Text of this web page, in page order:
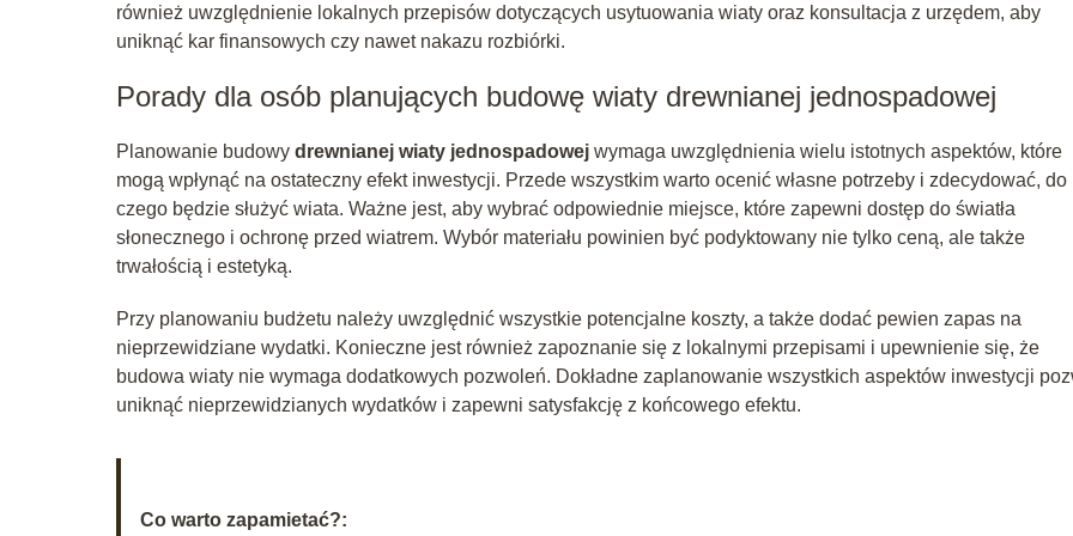
również uwzględnienie lokalnych przepisów dotyczących usytuowania wiaty oraz konsultacja z urzędem, aby
uniknąć kar finansowych czy nawet nakazu rozbiórki.
Porady dla osób planujących budowę wiaty drewnianej jednospadowej
Planowanie budowy drewnianej wiaty jednospadowej wymaga uwzględnienia wielu istotnych aspektów, które
mogą wpłynąć na ostateczny efekt inwestycji. Przede wszystkim warto ocenić własne potrzeby i zdecydować, do
czego będzie służyć wiata. Ważne jest, aby wybrać odpowiednie miejsce, które zapewni dostęp do światła
słonecznego i ochronę przed wiatrem. Wybór materiału powinien być podyktowany nie tylko ceną, ale także
trwałością i estetyką.
Przy planowaniu budżetu należy uwzględnić wszystkie potencjalne koszty, a także dodać pewien zapas na
nieprzewidziane wydatki. Konieczne jest również zapoznanie się z lokalnymi przepisami i upewnienie się, że
budowa wiaty nie wymaga dodatkowych pozwoleń. Dokładne zaplanowanie wszystkich aspektów inwestycji
uniknąć nieprzewidzianych wydatków i zapewni satysfakcję z końcowego efektu.
Co warto zapamietać?: